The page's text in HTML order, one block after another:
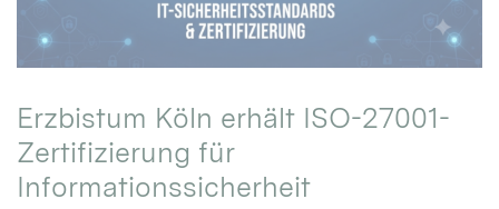
Erzbistum Köln erhält ISO-27001-
Zertifizierung für
Informationssicherheit